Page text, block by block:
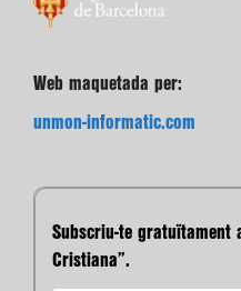
Web maquetada per:
unmon-informatic.com
Subscriu-te gratuïtament
Cristiana”.